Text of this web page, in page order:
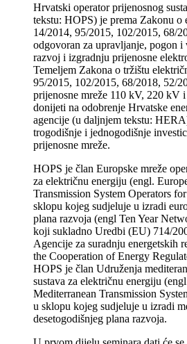
Hrvatski operator prijenosnog
tekstu: HOPS) je prema Zakonu
14/2014, 95/2015, 102/2015, 68/
odgovoran za upravljanje, pogon i
razvoj i izgradnju prijenosne
Temeljem Zakona o tržištu
95/2015, 102/2015, 68/2018, 52/
prijenosne mreže 110 kV, 220 kV
donijeti na odobrenje Hrvatske
agencije (u daljnjem tekstu:
trogodišnje i jednogodišnje
prijenosne mreže.
HOPS je član Europske mreže
za električnu energiju (engl.
Transmission System Operators
sklopu kojeg sudjeluje u izradi
plana razvoja (engl Ten Year
koji sukladno Uredbi (EU) 714/
Agencije za suradnju energetskih
the Cooperation of Energy
HOPS je član Udruženja
sustava za električnu energiju
Mediterranean Transmission
u sklopu kojeg sudjeluje u izradi
desetogodišnjeg plana razvoja.